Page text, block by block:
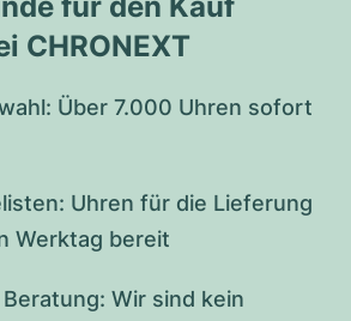
CHRONEXT
Über 7.000 Uhren sofort
Uhren für die Lieferung
Werktag bereit
Wir sind kein